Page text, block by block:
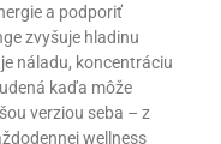
a podporiť
zvyšuje hladinu
náladu, koncentráciu
kaďa môže
verziou seba – z
wellness